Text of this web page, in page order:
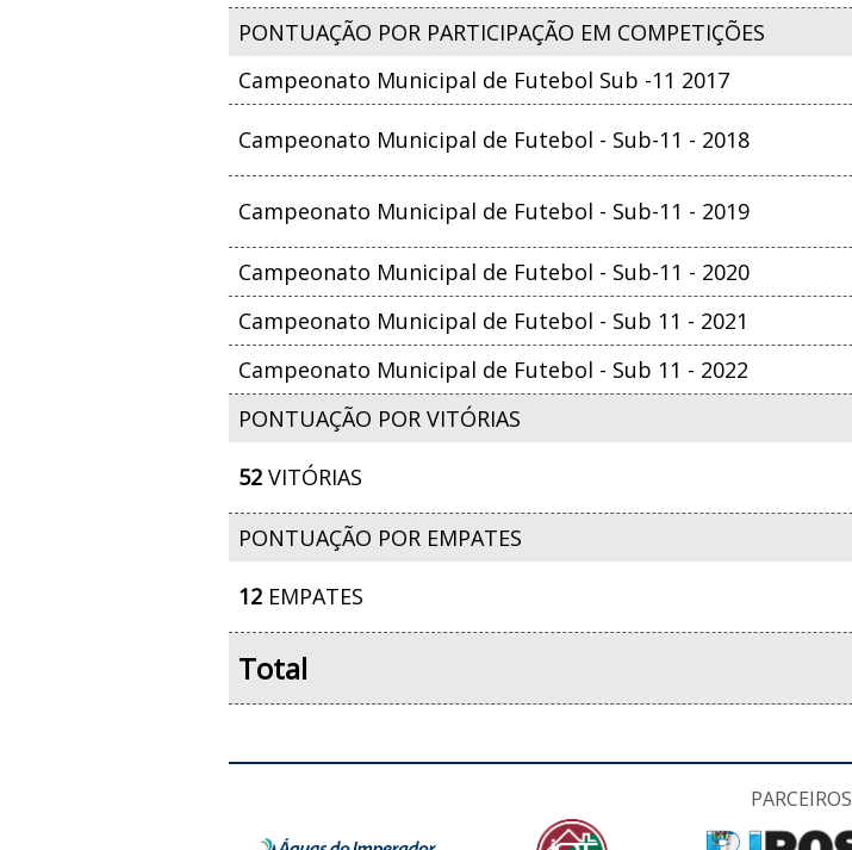
PONTUAÇÃO POR PARTICIPAÇÃO EM COMPETIÇÕES
Campeonato Municipal de Futebol Sub -11 2017
Campeonato Municipal de Futebol - Sub-11 - 2018
Campeonato Municipal de Futebol - Sub-11 - 2019
Campeonato Municipal de Futebol - Sub-11 - 2020
Campeonato Municipal de Futebol - Sub 11 - 2021
Campeonato Municipal de Futebol - Sub 11 - 2022
PONTUAÇÃO POR VITÓRIAS
52 VITÓRIAS
PONTUAÇÃO POR EMPATES
12 EMPATES
Total
PARCEIROS